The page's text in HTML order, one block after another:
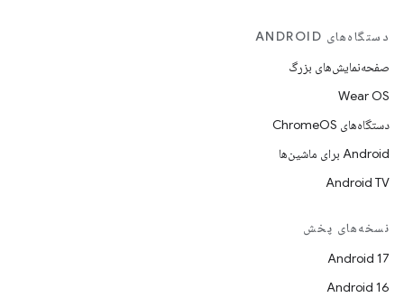
دستگاه‌های ANDROID
صفحه‌نمایش‌های بزرگ
Wear OS
دستگاه‌های ChromeOS
Android برای ماشین‌ها
Android TV
نسخه‌های پخش
Android 17
Android 16